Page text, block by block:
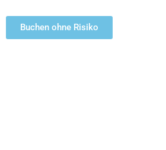
Buchen ohne Risiko